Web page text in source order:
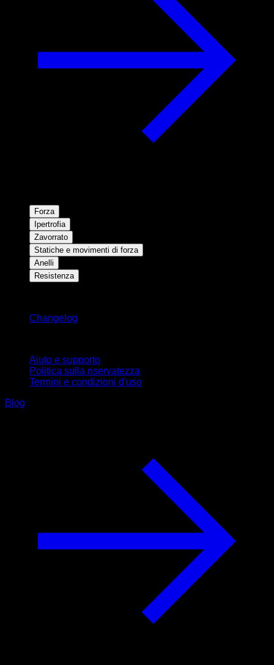
Forza
Ipertrofia
Zavorrato
Statiche e movimenti di forza
Anelli
Resistenza
Changelog
Aiuto e supporto
Politica sulla riservatezza
Termini e condizioni d'uso
Blog